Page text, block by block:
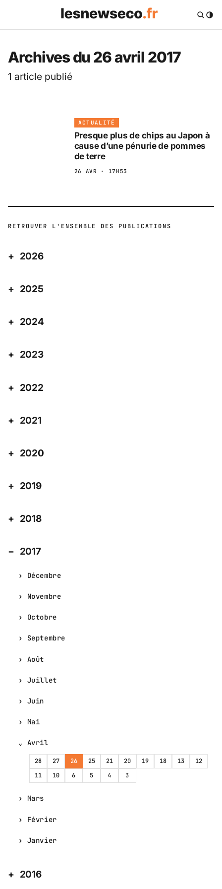
Archives du 26 avril 2017
1 article publié
ACTUALITÉ
Presque plus de chips au Japon à
cause d’une pénurie de pommes
de terre
26 AVR · 17H53
RETROUVER L'ENSEMBLE DES PUBLICATIONS
2026
2025
2024
2023
2022
2021
2020
2019
2018
2017
Décembre
Novembre
Octobre
Septembre
Août
Juillet
Juin
Mai
Avril
28 27 26 25 21 20 19 18 13
12
11
10 6 5 4 3
Mars
Février
Janvier
2016